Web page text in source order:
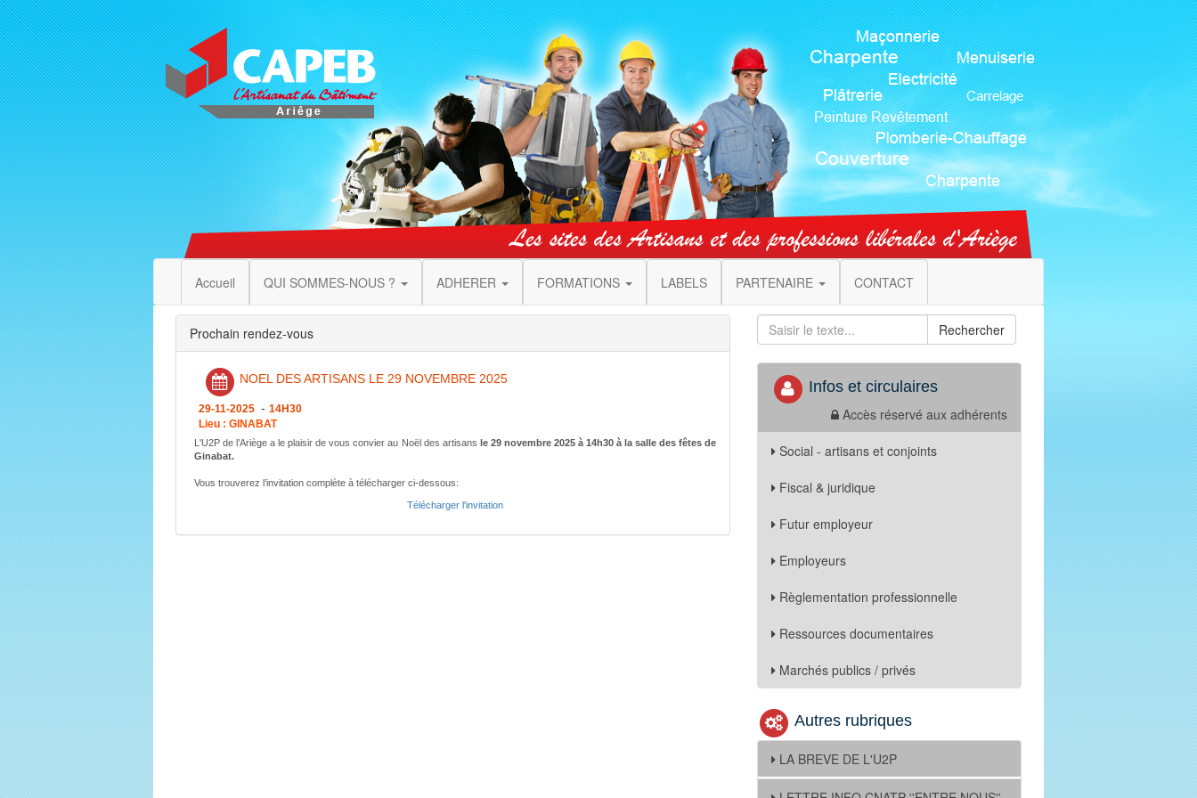
Accueil QUI SOMMES-NOUS ? ADHERER FORMATIONS LABELS PARTENAIRE CONTACT
Prochain rendez-vous
NOEL DES ARTISANS LE 29 NOVEMBRE 2025
29-11-2025 - 14H30
Lieu : GINABAT
L'U2P de l’Ariège a le plaisir de vous convier au Noël des artisans le 29 novembre 2025 à 14h30 à la salle des fêtes de
Ginabat.
Vous trouverez l’invitation complète à télécharger ci-dessous:
Télécharger l'invitation
Rechercher
Infos et circulaires
Accès réservé aux adhérents
Social - artisans et conjoints
Fiscal & juridique
Futur employeur
Employeurs
Règlementation professionnelle
Ressources documentaires
Marchés publics / privés
Autres rubriques
LA BREVE DE L'U2P